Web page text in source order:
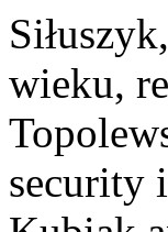
wieku,
security